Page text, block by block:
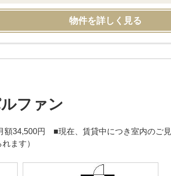
物件を詳しく見る
ファン
34,500円 ■現在、賃貸中につき室内のご
ます）